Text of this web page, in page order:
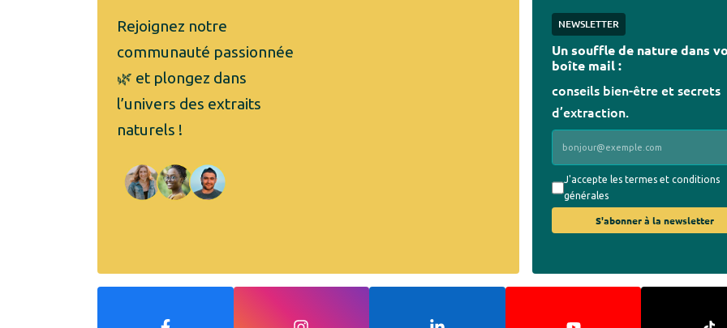
Rejoignez notre
communauté passionnée
🌿 et plongez dans
l’univers des extraits
naturels !
NEWSLETTER
Un souffle de nature dans
boîte mail :
conseils bien-être et secrets
d’extraction.
J'accepte les termes et conditions
générales
S'abonner à la newsletter